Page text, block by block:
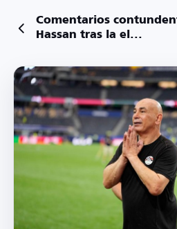
Comentarios
Hassan tras la el...